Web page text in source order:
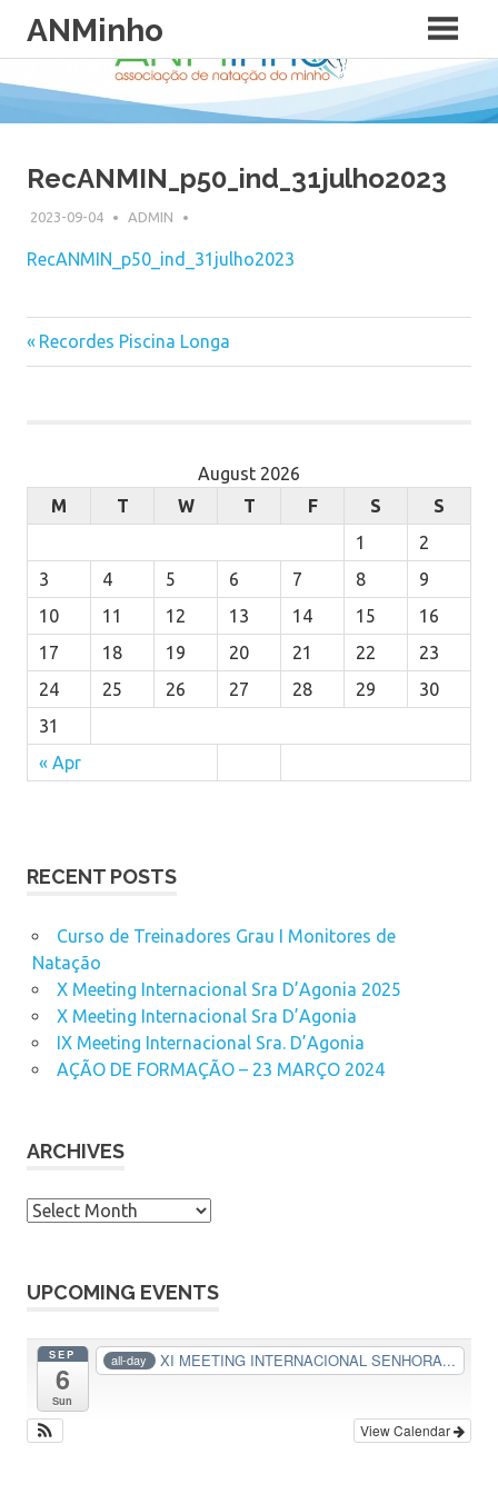
content
ANMinho
RecANMIN_p50_ind_31julho2023
2023-09-04 ADMIN
RecANMIN_p50_ind_31julho2023
Post
Previous
Post:
Recordes Piscina Longa
August 2026
M
T W T F S S
« Apr
1
2
3
4 5 6 7 8
9
10
11 12 13 14 15
16
17
18 19 20 21 22
23
24
25 26 27 28 29
30
31
RECENT POSTS
Curso de Treinadores Grau I Monitores de
Natação
X Meeting Internacional Sra D’Agonia 2025
X Meeting Internacional Sra D’Agonia
IX Meeting Internacional Sra. D’Agonia
AÇÃO DE FORMAÇÃO – 23 MARÇO 2024
ARCHIVES
A
h
v
UPCOMING EVENTS
SEP
6
Sun
all-day XI MEETING INTERNACIONAL SENHORA...
View Calendar